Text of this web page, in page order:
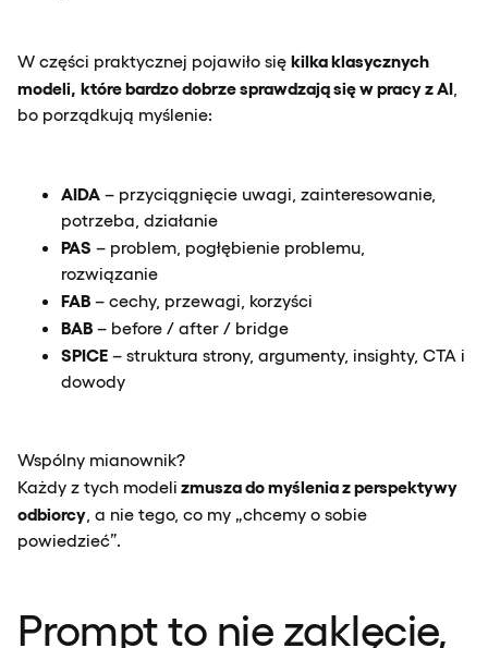
W części praktycznej pojawiło się kilka klasycznych
modeli, które bardzo dobrze sprawdzają się w pracy z AI
bo porządkują myślenie:
AIDA – przyciągnięcie uwagi, zainteresowanie,
potrzeba, działanie
PAS – problem, pogłębienie problemu,
rozwiązanie
FAB – cechy, przewagi, korzyści
BAB – before / after / bridge
SPICE – struktura strony, argumenty, insighty, CTA i
dowody
Wspólny mianownik?
Każdy z tych modeli zmusza do myślenia z perspektywy
odbiorcy , a nie tego, co my „chcemy o sobie
powiedzieć”.
Prompt to nie zaklęcie,